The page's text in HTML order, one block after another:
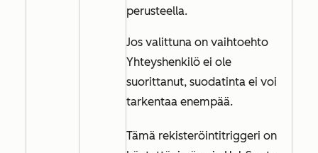
perusteella.
Jos valittuna on vaihtoehto
Yhteyshenkilö ei ole
suorittanut, suodatinta ei voi
tarkentaa enempää.
Tämä rekisteröintitriggeri on